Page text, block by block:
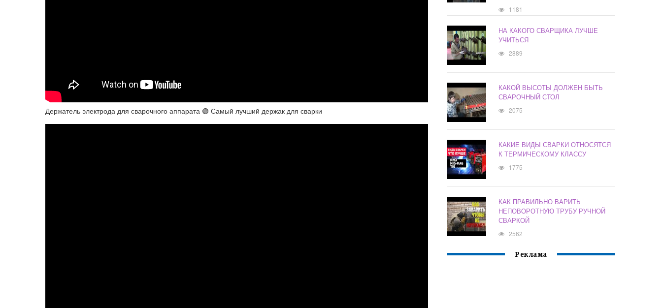
Держатель электрода для сварочного аппарата 🟢 Самый лучший держак для сварки
1181
НА КАКОГО СВАРЩИКА ЛУЧШЕ
УЧИТЬСЯ
2889
КАКОЙ ВЫСОТЫ ДОЛЖЕН БЫТЬ
СВАРОЧНЫЙ СТОЛ
2075
КАКИЕ ВИДЫ СВАРКИ ОТНОСЯТСЯ
К ТЕРМИЧЕСКОМУ КЛАССУ
1775
КАК ПРАВИЛЬНО ВАРИТЬ
НЕПОВОРОТНУЮ ТРУБУ РУЧНОЙ
СВАРКОЙ
2562
Реклама